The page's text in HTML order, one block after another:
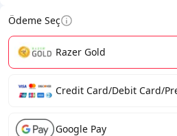
Ödeme Seç
Razer Gold
Credit Card/Debit Card/
Google Pay